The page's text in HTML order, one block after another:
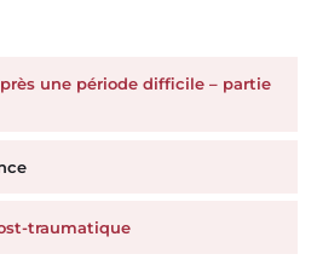
une période difficile – partie
traumatique